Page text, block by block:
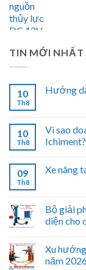
TIN MỚI NHẤT
10
Th8
Hướng
10
Th8
Vì sao
Ichiment?
09
Th8
Xe nâng
Bộ giải
diện cho
Xu
năm